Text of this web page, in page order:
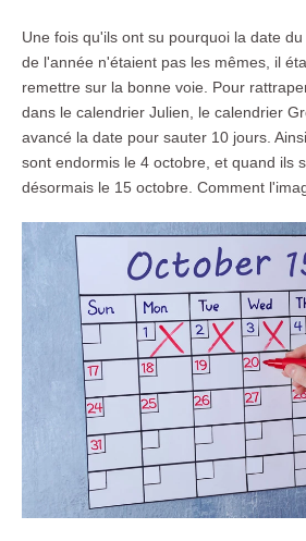
Une fois qu'ils ont su pourquoi la date
de l'année n'étaient pas les mêmes, il
remettre sur la bonne voie. Pour
dans le calendrier Julien, le calendrier
avancé la date pour sauter 10 jours.
sont endormis le 4 octobre, et quand ils
désormais le 15 octobre. Comment